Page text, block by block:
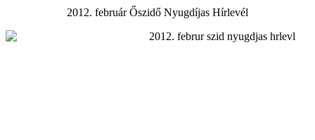
2012. február Őszidő Nyugdíjas Hírlevél